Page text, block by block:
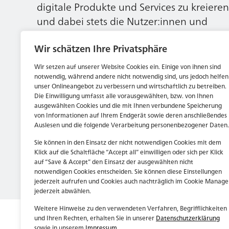
Wir schätzen Ihre Privatsphäre
Wir setzen auf unserer Website Cookies ein. Einige von ihnen sind
notwendig, während andere nicht notwendig sind, uns jedoch helfen
unser Onlineangebot zu verbessern und wirtschaftlich zu betreiben.
Die Einwilligung umfasst alle vorausgewählten, bzw. von Ihnen
ausgewählten Cookies und die mit Ihnen verbundene Speicherung
von Informationen auf Ihrem Endgerät sowie deren anschließendes
Auslesen und die folgende Verarbeitung personenbezogener Daten.
Sie können in den Einsatz der nicht notwendigen Cookies mit dem
Klick auf die Schaltfläche “Accept all” einwilligen oder sich per Klick
auf “Save & Accept” den Einsatz der ausgewählten nicht
notwendigen Cookies entscheiden. Sie können diese Einstellungen
jederzeit aufrufen und Cookies auch nachträglich im Cookie
jederzeit abwählen.
Weitere Hinweise zu den verwendeten Verfahren, Begrifflichkeiten
und Ihren Rechten, erhalten Sie in unsererDatenschutzerklärung
digitale Produkte und Services zu kreieren
und dabei stets die Nutzer:innen und
unsere Kund:innen im Auge behalten.
Jetzt bewerben